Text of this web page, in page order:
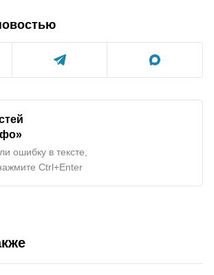
ошибку в тексте,
Ctrl+Enter